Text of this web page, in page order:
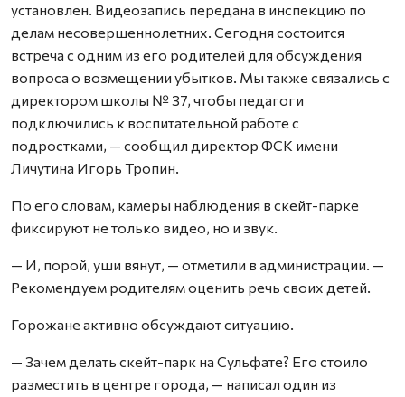
установлен. Видеозапись передана в инспекцию по
делам несовершеннолетних. Сегодня состоится
встреча с одним из его родителей для обсуждения
вопроса о возмещении убытков. Мы также связались с
директором школы № 37, чтобы педагоги
подключились к воспитательной работе с
подростками, — сообщил директор ФСК имени
Личутина Игорь Тропин.
По его словам, камеры наблюдения в скейт-парке
фиксируют не только видео, но и звук.
— И, порой, уши вянут, — отметили в администрации. —
Рекомендуем родителям оценить речь своих детей.
Горожане активно обсуждают ситуацию.
— Зачем делать скейт-парк на Сульфате? Его стоило
разместить в центре города, — написал один из